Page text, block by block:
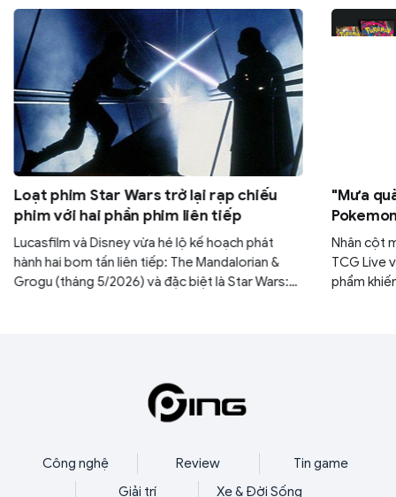
Loạt phim Star Wars trở lại rạp chiếu
phim với hai phần phim liên tiếp
Lucasfilm và Disney vừa hé lộ kế hoạch phát
hành hai bom tấn liên tiếp: The Mandalorian &
Grogu (tháng 5/2026) và đặc biệt là Star Wars:
"Mưa
30 gói
Nhân cột
TCG Live
phẩm
Công nghệ Review
Tin game
Giải trí
Xe & Đời Sống